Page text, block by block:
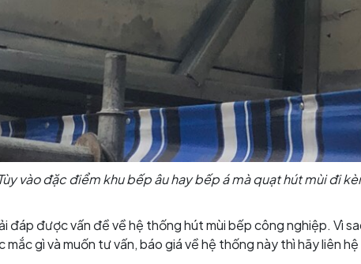
vào đặc điểm khu bếp âu hay bếp á mà quạt hút mùi đi
đáp được vấn đề về hệ thống hút mùi bếp công nghiệp. Vì
gì và muốn tư vấn, báo giá về hệ thống này thì hãy liên